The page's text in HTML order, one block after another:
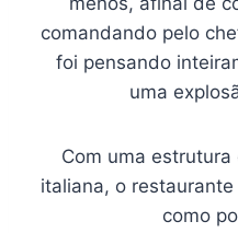
comandando pelo
foi pensando
uma
Com uma
italiana, o
como